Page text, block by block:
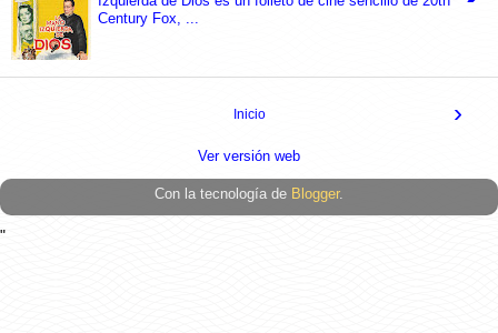
Century Fox, ...
›
Inicio
Ver versión web
Con la tecnología de Blogger.
"